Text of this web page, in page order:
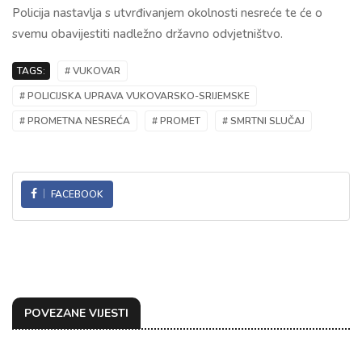
Policija nastavlja s utvrđivanjem okolnosti nesreće te će o
svemu obavijestiti nadležno državno odvjetništvo.
TAGS:
# VUKOVAR
# POLICIJSKA UPRAVA VUKOVARSKO-SRIJEMSKE
# PROMETNA NESREĆA
# PROMET # SMRTNI SLUČAJ
FACEBOOK
POVEZANE VIJESTI